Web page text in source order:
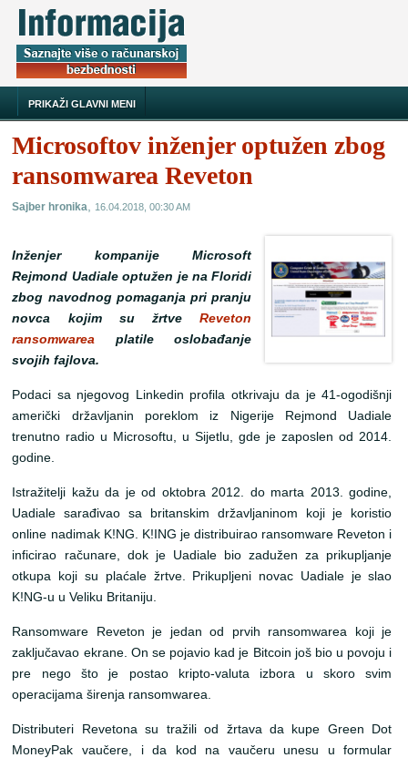
PRIKAŽI GLAVNI MENI
Microsoftov inženjer optužen zbog
ransomwarea Reveton
Sajber hronika, 16.04.2018, 00:30 AM
Inženjer kompanije Microsoft
Rejmond Uadiale optužen je na Floridi
zbog navodnog pomaganja pri pranju
novca kojim su žrtve
Reveton
ransomwarea
platile oslobađanje
svojih fajlova.
Podaci sa njegovog Linkedin profila otkrivaju da je 41-ogodišnji
američki državljanin poreklom iz Nigerije Rejmond Uadiale
trenutno radio u Microsoftu, u Sijetlu, gde je zaposlen od 2014.
godine.
Istražitelji kažu da je od oktobra 2012. do marta 2013. godine,
Uadiale sarađivao sa britanskim državljaninom koji je koristio
online nadimak K!NG. K!ING je distribuirao ransomware Reveton i
inficirao računare, dok je Uadiale bio zadužen za prikupljanje
otkupa koji su plaćale žrtve. Prikupljeni novac Uadiale je slao
K!NG-u u Veliku Britaniju.
Ransomware Reveton je jedan od prvih ransomwarea koji je
zaključavao ekrane. On se pojavio kad je Bitcoin još bio u povoju i
pre nego što je postao kripto-valuta izbora u skoro svim
operacijama širenja ransomwarea.
Distributeri Revetona su tražili od žrtava da kupe Green Dot
MoneyPak vaučere, i da kod na vaučeru unesu u formular